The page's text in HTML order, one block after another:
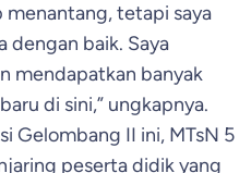
menantang, tetapi saya
dengan baik. Saya
mendapatkan banyak
di sini,” ungkapnya.
Gelombang II ini, MTsN 5
peserta didik yang